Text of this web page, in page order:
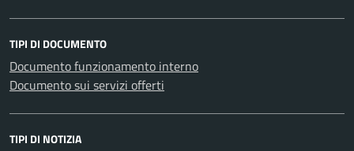
TIPI DI DOCUMENTO
Documento funzionamento interno
Documento sui servizi offerti
TIPI DI NOTIZIA